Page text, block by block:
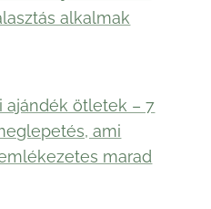
alkalmak
ajándék ötletek – 7
ami
marad